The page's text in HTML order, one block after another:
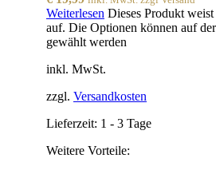
Weiterlesen Dieses Produkt
auf. Die Optionen können auf
gewählt werden
inkl. MwSt.
zzgl. Versandkosten
Lieferzeit: 1 - 3 Tage
Weitere Vorteile: